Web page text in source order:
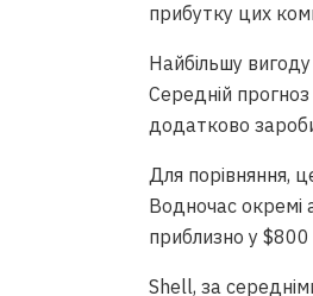
прибутку цих
Найбільшу вигоду
Середній прогноз
додатково
Для порівняння,
Водночас окремі
приблизно у $800
Shell, за